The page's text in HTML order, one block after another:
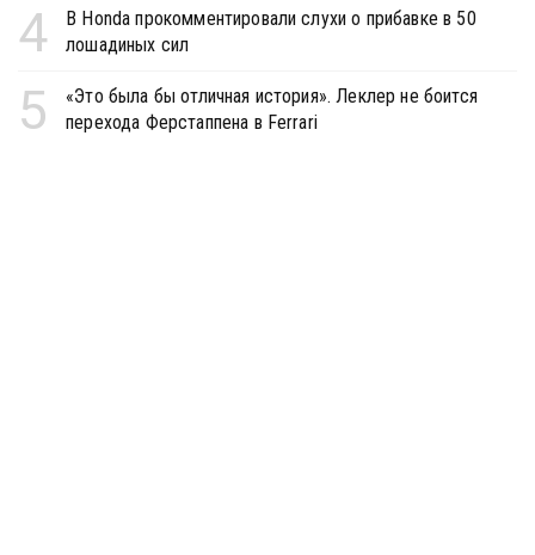
4
В Honda прокомментировали слухи о прибавке в 50
лошадиных сил
5
«Это была бы отличная история». Леклер не боится
перехода Ферстаппена в Ferrari